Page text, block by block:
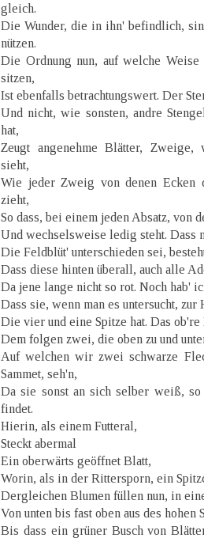
gleich.
Die Wunder, die in ihn' befindlich,
nützen.
Die Ordnung nun, auf welche
sitzen,
Ist ebenfalls betrachtungswert. Der
Und nicht, wie sonsten, andre
hat,
Zeugt angenehme Blätter, Zweige,
sieht,
Wie jeder Zweig von denen Ecken
zieht,
So dass, bei einem jeden Absatz, von
Und wechselsweise ledig steht. Dass
Die Feldblüt' unterschieden sei,
Dass diese hinten überall, auch alle
Da jene lange nicht so rot. Noch hab'
Dass sie, wenn man es untersucht,
Die vier und eine Spitze hat. Das
Dem folgen zwei, die oben zu und
Auf welchen wir zwei schwarze
Sammet, seh'n,
Da sie sonst an sich selber weiß, so
findet.
Hierin, als einem Futteral,
Steckt abermal
Ein oberwärts geöffnet Blatt,
Worin, als in der Rittersporn, ein
Dergleichen Blumen füllen nun, in
Von unten bis fast oben aus des hohen
Bis dass ein grüner Busch von